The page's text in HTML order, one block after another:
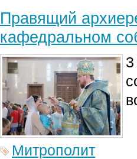
Правящий
кафедральном
Митрополит